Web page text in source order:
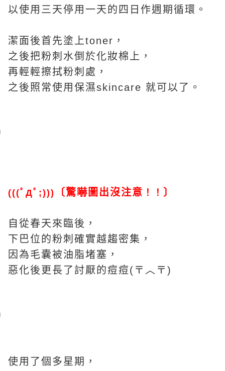
以使用三天停用一天的四日作週期循環。
潔面後首先塗上toner，
之後把粉刺水倒於化妝棉上，
再輕輕擦拭粉刺處，
之後照常使用保濕skincare 就可以了。
(((ﾟДﾟ;))) 〔驚嚇圖出沒注意 ！！ 〕
自從春天來臨後，
下巴位的粉刺確實越趨密集，
因為毛囊被油脂堵塞，
惡化後更長了討厭的痘痘(〒︿〒)
使用了個多星期，